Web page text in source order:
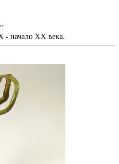
- начало XX века.